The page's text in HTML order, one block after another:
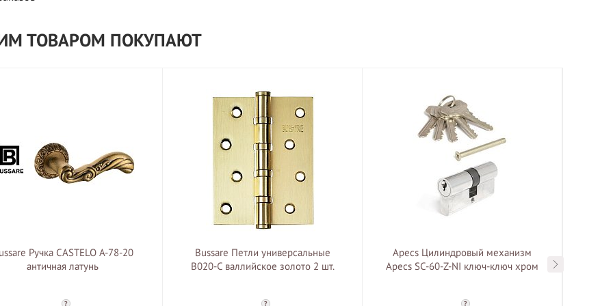
ТОВАРОМ ПОКУПАЮТ
Ручка CASTELO A-78-20
античная латунь
?
Bussare Петли универсальные
B020-С валлийское золото 2 шт.
?
Apecs Цилиндровый механизм
Apecs SC-60-Z-NI ключ-ключ хром
?